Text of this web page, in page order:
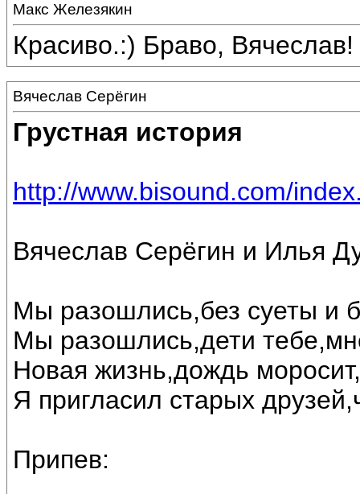
Макс Железякин
Красиво.:) Браво, Вячеслав!
Вячеслав Серёгин
Грустная история
http://www.bisound.com/
Вячеслав Серёгин и Илья
Мы разошлись,без суеты и
Мы разошлись,дети
Новая жизнь,дождь
Я пригласил старых
Припев: